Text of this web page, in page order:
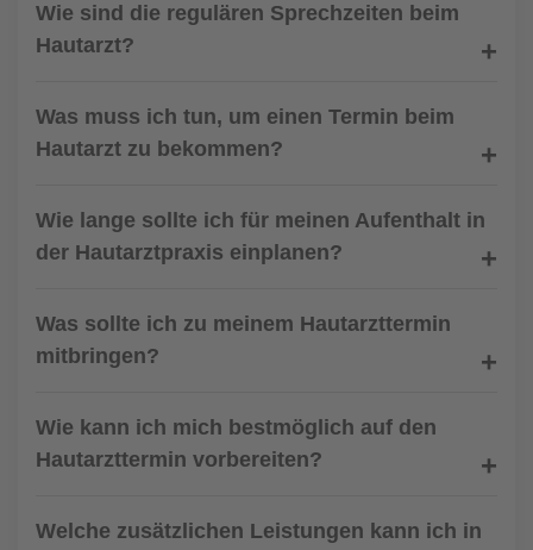
Wie sind die regulären Sprechzeiten beim
Hautarzt?
Was muss ich tun, um einen Termin beim
Hautarzt zu bekommen?
Wie lange sollte ich für meinen Aufenthalt in
der Hautarztpraxis einplanen?
Was sollte ich zu meinem Hautarzttermin
mitbringen?
Wie kann ich mich bestmöglich auf den
Hautarzttermin vorbereiten?
Welche zusätzlichen Leistungen kann ich in